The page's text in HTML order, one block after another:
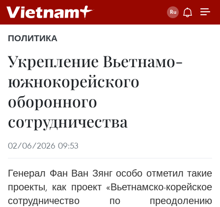
ПОЛИТИКА
Укрепление Вьетнамо-
южнокорейского
оборонного
сотрудничества
02/06/2026 09:53
Генерал Фан Ван Зянг особо отметил такие
проекты, как проект «Вьетнамско-корейское
сотрудничество по преодолению